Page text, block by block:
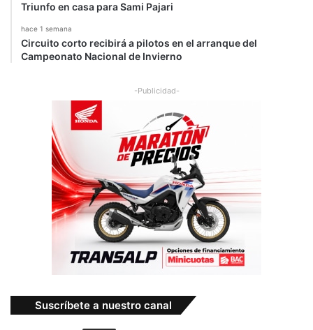
Triunfo en casa para Sami Pajari
hace 1 semana
Circuito corto recibirá a pilotos en el arranque del
Campeonato Nacional de Invierno
-Publicidad-
Suscríbete a nuestro canal